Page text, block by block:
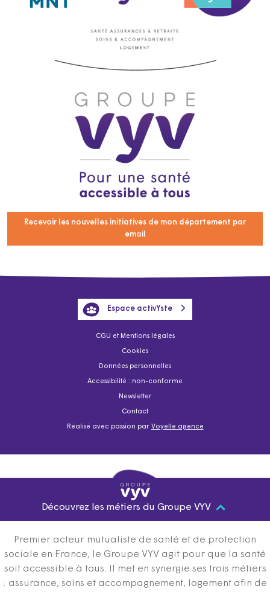
Recevoir les nouvelles initiatives de mon département par
email
CGU et Mentions légales
Cookies
Données personnelles
Accessibilité : non-conforme
Newsletter
Contact
Réalisé avec passion par Voyelle agence
Espace activYste
Découvrez les métiers du Groupe VYV
Premier acteur mutualiste de santé et de protection
sociale en France, le Groupe VYV agit pour que la santé
soit accessible à tous. Il met en synergie ses trois métiers
: assurance, soins et accompagnement, logement afin de